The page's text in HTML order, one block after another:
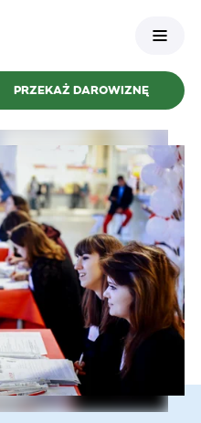
PRZEKAŻ DAROWIZNĘ